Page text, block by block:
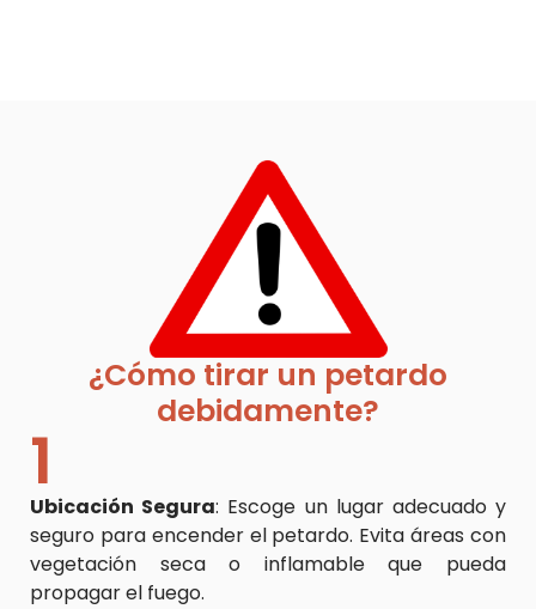
¿Cómo tirar un petardo
debidamente?
1
Ubicación Segura: Escoge un lugar adecuado y
seguro para encender el petardo. Evita áreas con
vegetación seca o inflamable que pueda
propagar el fuego.